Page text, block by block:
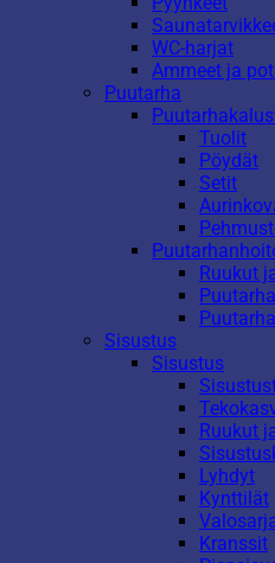
WC-harjat
Ammeet ja
Puutarha
Tuolit
Pöydät
Setit
Ruukut
Sisustus
Sisustus
Ruukut
Lyhdyt
Kynttilät
Kranssit